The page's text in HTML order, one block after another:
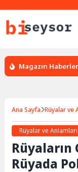
Magazin
bulması, hayvanlarda
Ana Sayfa Rüyalar ve
Rüyalar ve Anlamları
Rüyaların
Rüyada